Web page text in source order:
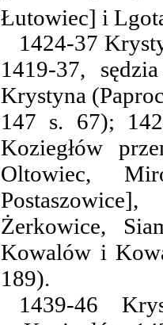
Łutowiec] i
1424-37
1419-37,
Krystyna
147 s. 67);
Koziegłów
Oltowiec,
Żerkowice,
Kowalów i
189).
1439-46